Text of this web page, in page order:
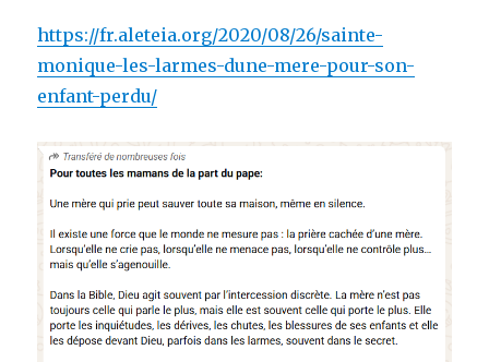
https://fr.aleteia.org/2020/08/26/sainte-
monique-les-larmes-dune-mere-pour-son-
enfant-perdu/